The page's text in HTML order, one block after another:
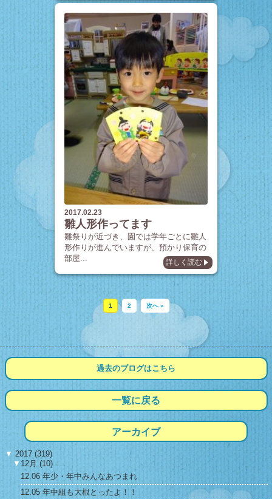
2017.02.23
雛人形作ってます
雛祭りが近づき、園では学年ごとに雛人
形作りが進んでいますが、預かり保育の
部屋...
詳しく読む
1 2 次へ »
過去のブログはこちら
一覧に戻る
アーカイブ
▼ 2017 (319)
▼ 12月 (10)
12.06 年少・年中みんなあつまれ
12.05 年中組も大根とったよ！！